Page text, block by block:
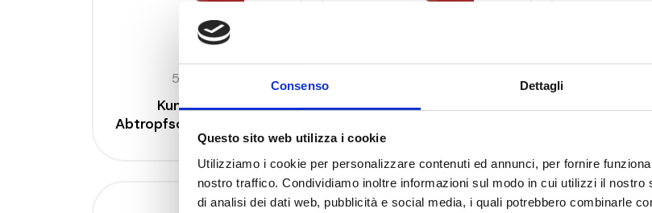
Consenso Dettagli
Questo sito web utilizza i cookie
Utilizziamo i cookie per personalizzare contenuti ed annunci, per fornire
nostro traffico. Condividiamo inoltre informazioni sul modo in cui utilizzi il
di analisi dei dati web, pubblicità e social media, i quali potrebbero combinarle
5700 PR
Kunststoff-
Abtropfschale Nr. 3, rot
Kunststoff-